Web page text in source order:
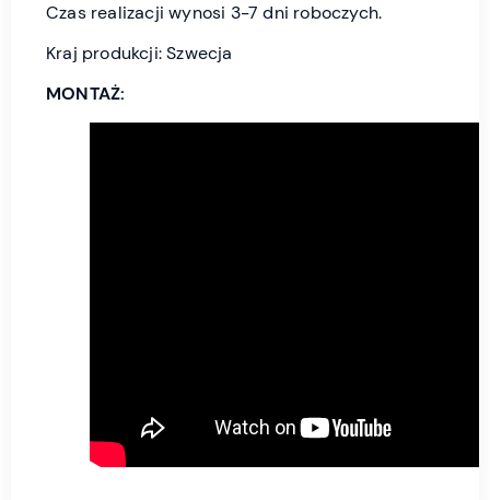
Czas realizacji wynosi 3-7 dni roboczych.
Kraj produkcji: Szwecja
MONTAŻ: